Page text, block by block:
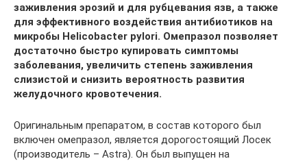
заживления эрозий и для рубцевания язв, а также
для эффективного воздействия антибиотиков на
микробы Helicobacter pylori. Омепразол позволяет
достаточно быстро купировать симптомы
заболевания, увеличить степень заживления
слизистой и снизить вероятность развития
желудочного кровотечения.
Оригинальным препаратом, в состав которого был
включен омепразол, является дорогостоящий Лосек
(производитель – Astra). Он был выпущен на